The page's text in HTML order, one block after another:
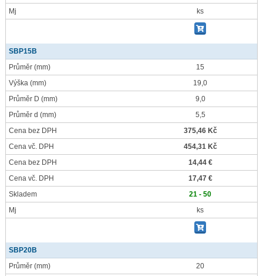
Mj
ks
SBP15B
Průměr (mm)
15
Výška (mm)
19,0
Průměr D (mm)
9,0
Průměr d (mm)
5,5
Cena bez DPH
375,46 Kč
Cena vč. DPH
454,31 Kč
Cena bez DPH
14,44 €
Cena vč. DPH
17,47 €
Skladem
21 - 50
Mj
ks
SBP20B
Průměr (mm)
20